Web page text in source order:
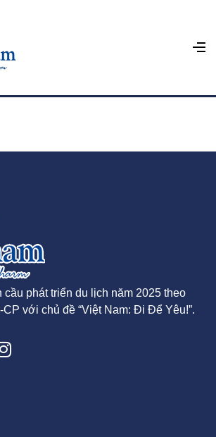
cầu phát triển du lịch năm 2025 theo
CP với chủ đề “Việt Nam: Đi Để Yêu!”.